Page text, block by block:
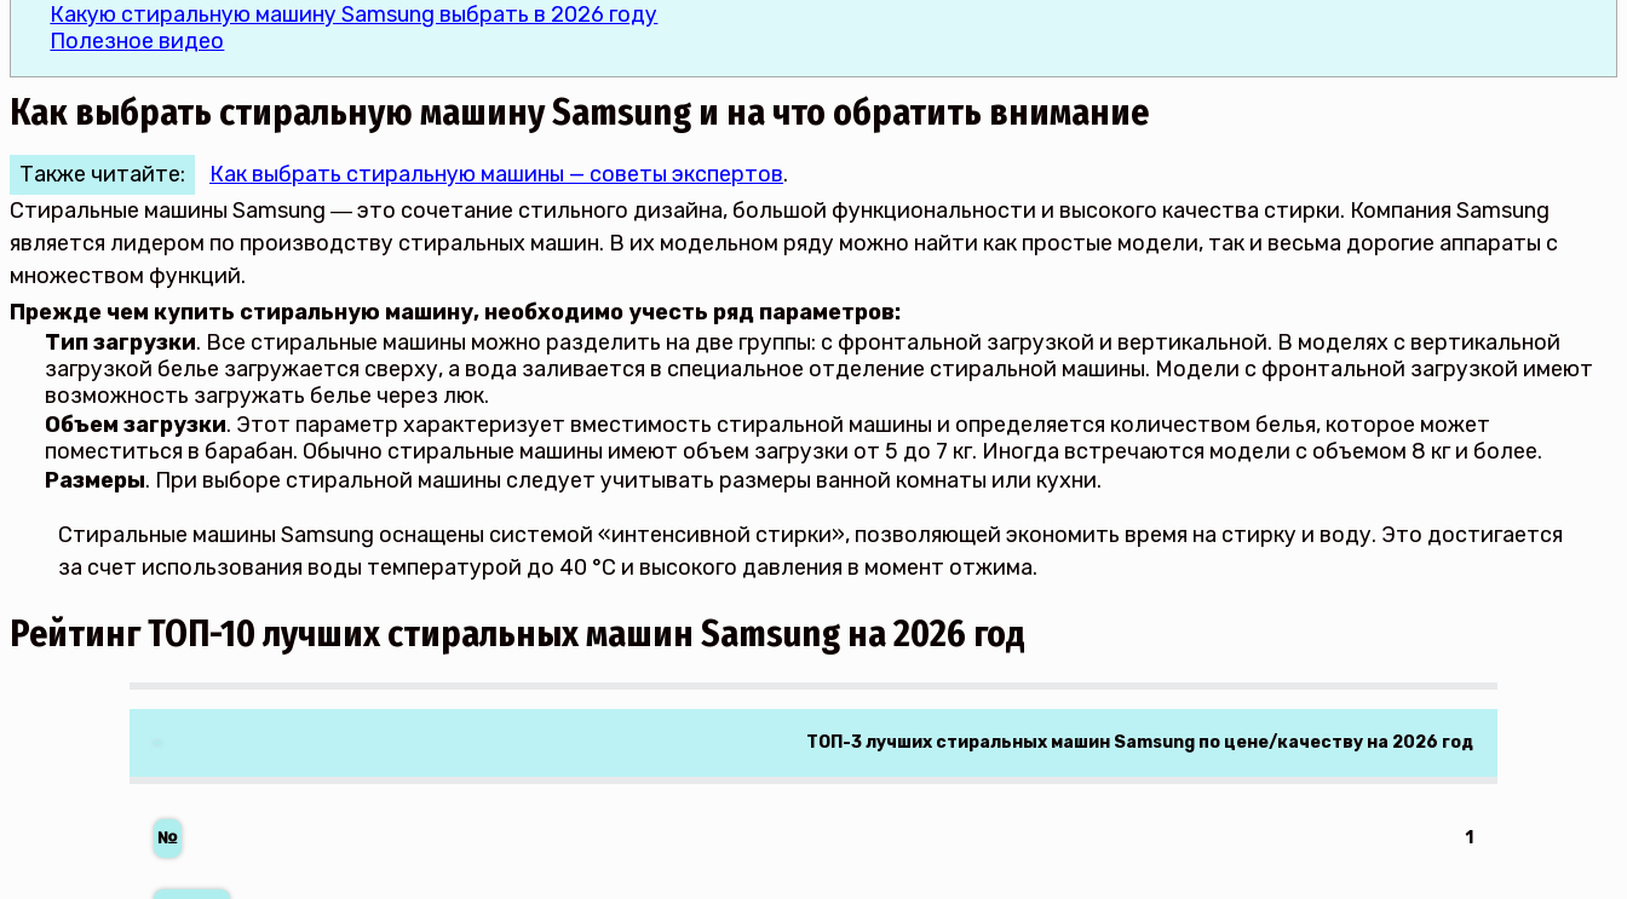
Какую стиральную машину Samsung выбрать в 2026 году
Полезное видео
Как выбрать стиральную машину Samsung и на что обратить внимание
Также читайте: Как выбрать стиральную машины — советы экспертов.
Стиральные машины Samsung ― это сочетание стильного дизайна, большой функциональности и высокого качества стирки. Компания Samsung
является лидером по производству стиральных машин. В их модельном ряду можно найти как простые модели, так и весьма дорогие аппараты с
множеством функций.
Прежде чем купить стиральную машину, необходимо учесть ряд параметров:
Тип загрузки. Все стиральные машины можно разделить на две группы: с фронтальной загрузкой и вертикальной. В моделях с вертикальной
загрузкой белье загружается сверху, а вода заливается в специальное отделение стиральной машины. Модели с фронтальной загрузкой имеют
возможность загружать белье через люк.
Объем загрузки. Этот параметр характеризует вместимость стиральной машины и определяется количеством белья, которое может
поместиться в барабан. Обычно стиральные машины имеют объем загрузки от 5 до 7 кг. Иногда встречаются модели с объемом 8 кг и более.
Размеры. При выборе стиральной машины следует учитывать размеры ванной комнаты или кухни.
Стиральные машины Samsung оснащены системой «интенсивной стирки», позволяющей экономить время на стирку и воду. Это достигается
за счет использования воды температурой до 40 °C и высокого давления в момент отжима.
Рейтинг ТОП-10 лучших стиральных машин Samsung на 2026 год
ТОП-3 лучших стиральных машин Samsung по цене/качеству на 2026 год
1